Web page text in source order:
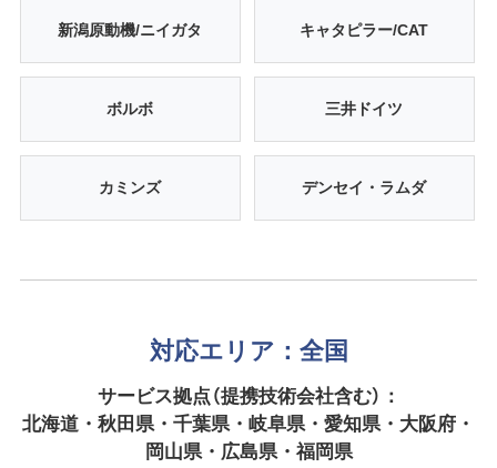
新潟原動機/ニイガタ キャタピラー/CAT
ボルボ 三井ドイツ
カミンズ デンセイ・ラムダ
対応エリア：全国
サービス拠点（提携技術会社含む）：
北海道・秋田県・千葉県・岐阜県・愛知県・大阪府・
岡山県・広島県・福岡県